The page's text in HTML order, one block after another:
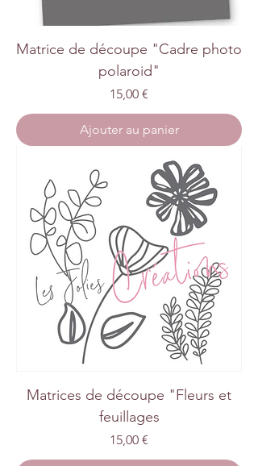
Matrice de découpe "Cadre photo
polaroid"
Prix
15,00 €
Ajouter au panier
Matrices de découpe "Fleurs et
feuillages
Prix
15,00 €